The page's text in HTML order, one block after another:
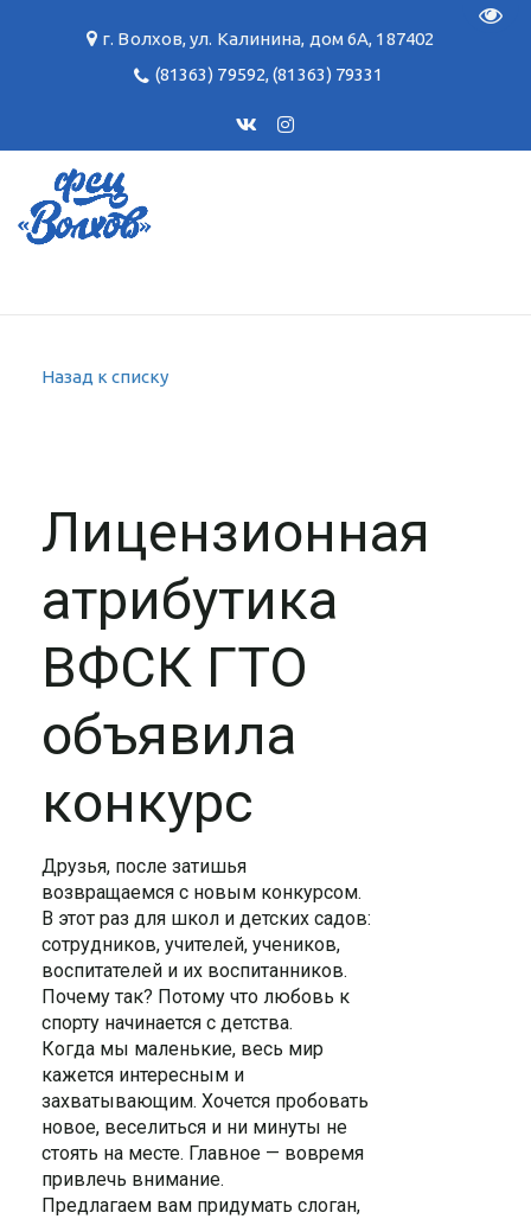
г. Волхов,ул. Калинина, дом 6А, 187402
(81363) 79592,(81363) 79331
Назад к списку
Лицензионная
атрибутика
ВФСК ГТО
объявила
конкурс
Друзья, после затишья
возвращаемся с новым конкурсом.
В этот раз для школ и детских садов:
сотрудников, учителей, учеников,
воспитателей и их воспитанников.
Почему так? Потому что любовь к
спорту начинается с детства.
Когда мы маленькие, весь мир
кажется интересным и
захватывающим. Хочется пробовать
новое, веселиться и ни минуты не
стоять на месте. Главное — вовремя
привлечь внимание.
Предлагаем вам придумать слоган,